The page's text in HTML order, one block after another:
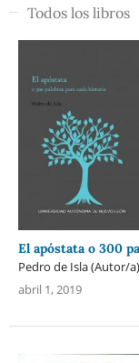
Todos los libros
El apóstata o 300
Pedro de Isla (Autor/a)
abril 1, 2019